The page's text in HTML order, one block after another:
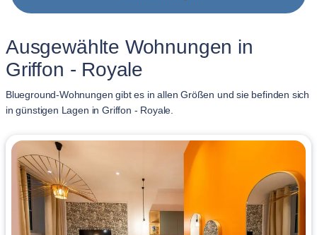
Ausgewählte Wohnungen in
Griffon - Royale
Blueground-Wohnungen gibt es in allen Größen und sie befinden sich
in günstigen Lagen in Griffon - Royale.